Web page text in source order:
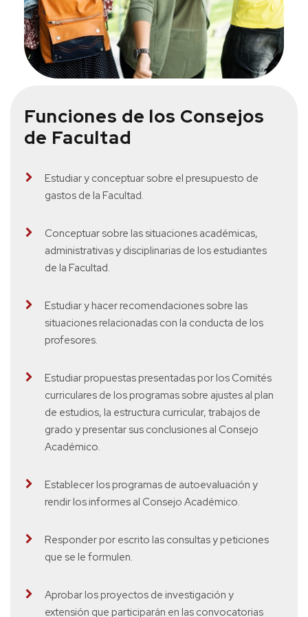
Funciones de los Consejos
de Facultad
Estudiar y conceptuar sobre el presupuesto de
gastos de la Facultad.
Conceptuar sobre las situaciones académicas,
administrativas y disciplinarias de los estudiantes
de la Facultad.
Estudiar y hacer recomendaciones sobre las
situaciones relacionadas con la conducta de los
profesores.
Estudiar propuestas presentadas por los Comités
curriculares de los programas sobre ajustes al plan
de estudios, la estructura curricular, trabajos de
grado y presentar sus conclusiones al Consejo
Académico.
Establecer los programas de autoevaluación y
rendir los informes al Consejo Académico.
Responder por escrito las consultas y peticiones
que se le formulen.
Aprobar los proyectos de investigación y
extensión que participarán en las convocatorias